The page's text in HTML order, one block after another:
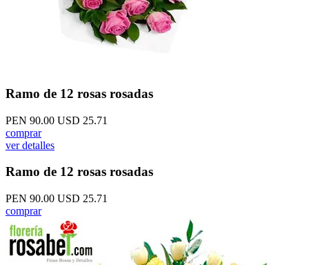
Ramo de 12 rosas rosadas
PEN 90.00 USD 25.71
comprar
ver detalles
Ramo de 12 rosas rosadas
PEN 90.00 USD 25.71
comprar